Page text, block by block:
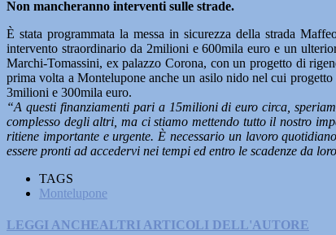
Non mancheranno interventi sulle strade.
È stata programmata la messa in sicurezza della strada
intervento straordinario da 2milioni e 600mila euro e un
Marchi-Tomassini, ex palazzo Corona, con un progetto di
prima volta a Montelupone anche un asilo nido nel cui
3milioni e 300mila euro.
“A questi finanziamenti pari a 15milioni di euro circa,
complesso degli altri, ma ci stiamo mettendo tutto il nostro
ritiene importante e urgente. È necessario un lavoro
essere pronti ad accedervi nei tempi ed entro le scadenze da
TAGS
Montelupone
LEGGI ANCHEALTRI ARTICOLI DELL'AUTORE